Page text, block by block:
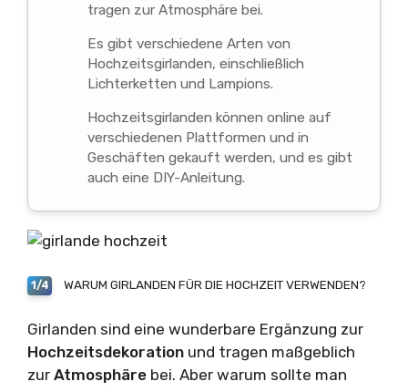
tragen zur Atmosphäre bei.
Es gibt verschiedene Arten von
Hochzeitsgirlanden, einschließlich
Lichterketten und Lampions.
Hochzeitsgirlanden können online auf
verschiedenen Plattformen und in
Geschäften gekauft werden, und es gibt
auch eine DIY-Anleitung.
1/4 WARUM GIRLANDEN FÜR DIE HOCHZEIT VERWENDEN?
Girlanden sind eine wunderbare Ergänzung zur
Hochzeitsdekoration und tragen maßgeblich
zur Atmosphäre bei. Aber warum sollte man